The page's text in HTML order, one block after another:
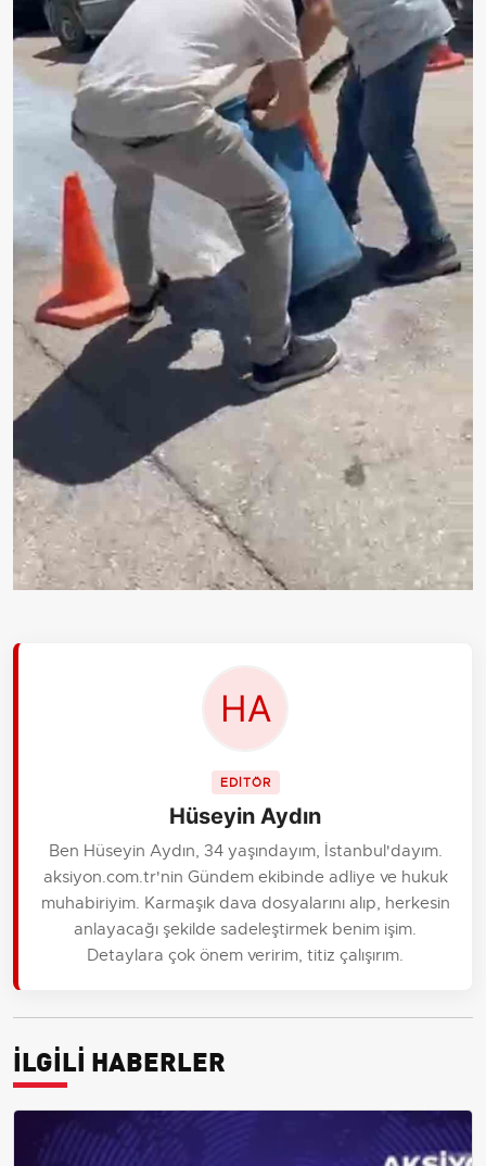
EDİTÖR
Hüseyin Aydın
Ben Hüseyin Aydın, 34 yaşındayım, İstanbul'dayım.
aksiyon.com.tr'nin Gündem ekibinde adliye ve hukuk
muhabiriyim. Karmaşık dava dosyalarını alıp, herkesin
anlayacağı şekilde sadeleştirmek benim işim.
Detaylara çok önem veririm, titiz çalışırım.
İLGİLİ HABERLER